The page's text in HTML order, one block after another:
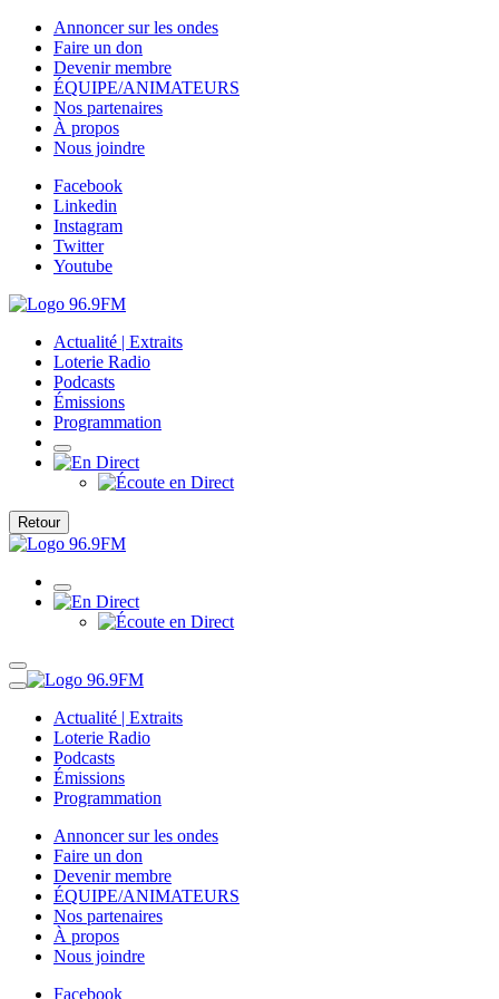
Annoncer sur les ondes
Faire un don
Devenir membre
ÉQUIPE/ANIMATEURS
Nos partenaires
À propos
Nous joindre
Facebook
Linkedin
Instagram
Twitter
Youtube
Actualité | Extraits
Loterie Radio
Podcasts
Émissions
Programmation
Retour
Actualité | Extraits
Loterie Radio
Podcasts
Émissions
Programmation
Annoncer sur les ondes
Faire un don
Devenir membre
ÉQUIPE/ANIMATEURS
Nos partenaires
À propos
Nous joindre
Facebook